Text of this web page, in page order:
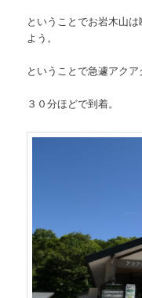
ということでお岩木山
よう。
ということで急遽アクア
３０分ほどで到着。